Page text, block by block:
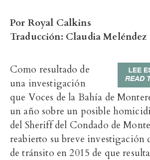
Por Royal Calkins
Traducción: Claudia Meléndez
Como resultado de
una investigación
que Voces de la Bahía de
un año sobre un posible
del Sheriff del Condado de
reabierto su breve investigación
de tránsito en 2015 de que